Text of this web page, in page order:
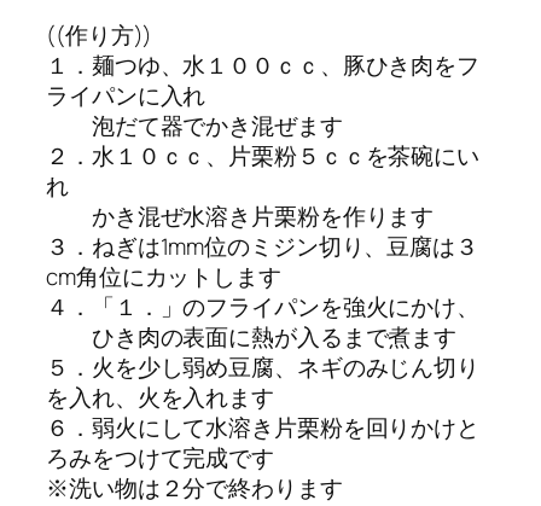
((作り方))
１．麺つゆ、水１００ｃｃ、豚ひき肉をフ
ライパンに入れ
泡だて器でかき混ぜます
２．水１０ｃｃ、片栗粉５ｃｃを茶碗にい
れ
かき混ぜ水溶き片栗粉を作ります
３．ねぎは1mm位のミジン切り、豆腐は３
cm角位にカットします
４．「１．」のフライパンを強火にかけ、
ひき肉の表面に熱が入るまで煮ます
５．火を少し弱め豆腐、ネギのみじん切り
を入れ、火を入れます
６．弱火にして水溶き片栗粉を回りかけと
ろみをつけて完成です
※洗い物は２分で終わります